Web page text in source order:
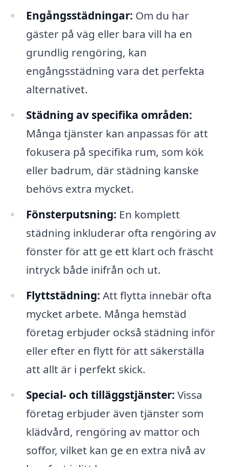
Engångsstädningar: Om du har
gäster på väg eller bara vill ha en
grundlig rengöring, kan
engångsstädning vara det perfekta
alternativet.
Städning av specifika områden:
Många tjänster kan anpassas för att
fokusera på specifika rum, som kök
eller badrum, där städning kanske
behövs extra mycket.
Fönsterputsning: En komplett
städning inkluderar ofta rengöring av
fönster för att ge ett klart och fräscht
intryck både inifrån och ut.
Flyttstädning: Att flytta innebär ofta
mycket arbete. Många hemstäd
företag erbjuder också städning inför
eller efter en flytt för att säkerställa
att allt är i perfekt skick.
Special- och tilläggstjänster: Vissa
företag erbjuder även tjänster som
klädvård, rengöring av mattor och
soffor, vilket kan ge en extra nivå av